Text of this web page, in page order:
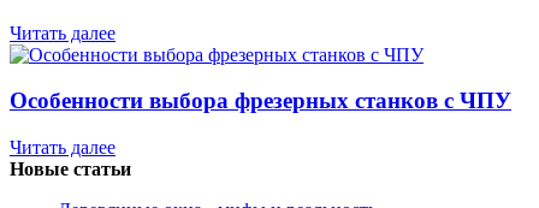
Читать далее
Особенности выбора фрезерных станков с ЧПУ
Читать далее
Новые статьи